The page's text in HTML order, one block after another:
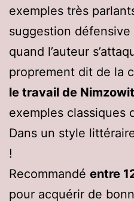
exemples très
suggestion défensive
quand l’auteur
proprement dit de la
le travail de
exemples classiques
Dans un style
!
Recommandé entre
pour acquérir de